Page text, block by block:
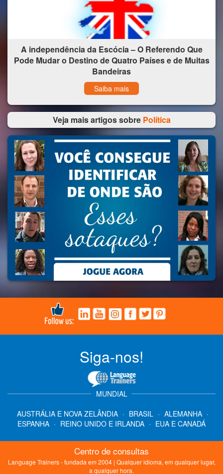
A independência da Escócia – O Referendo Que
Pode Mudar o Destino de Quatro Países e de Muitas
Bandeiras
Saiba mais
Veja mais artigos sobre Política
Siga-nos!
MUNDIAL
AUSTRÁLIA E NOVA ZELÂNDIA · BRASIL · ALEMANHA ·
ESPANHA · REINO UNIDO E IRLANDA · EUA E CANADÁ
Centro de consultas
Language Trainers - fundada em 2004 | Qualquer idioma, em qualquer lugar,
a qualquer hora.